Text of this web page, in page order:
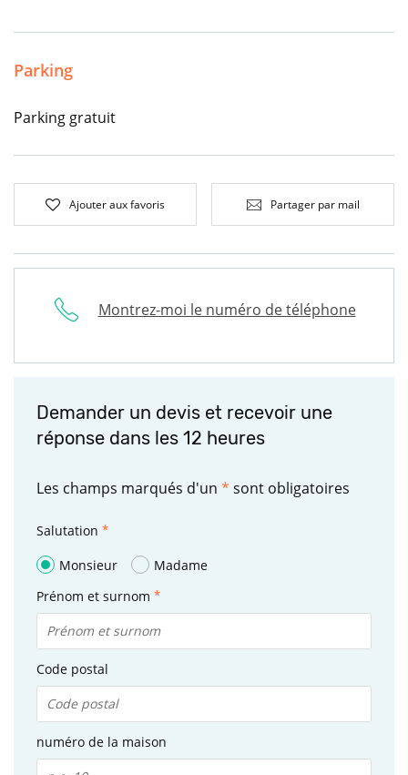
Parking
Parking gratuit
Ajouter aux favoris Partager par mail
Montrez-moi le numéro de téléphone
Demander un devis et recevoir une
réponse dans les 12 heures
Les champs marqués d'un * sont obligatoires
Salutation
Monsieur
Madame
Prénom et surnom
Code postal
numéro de la maison